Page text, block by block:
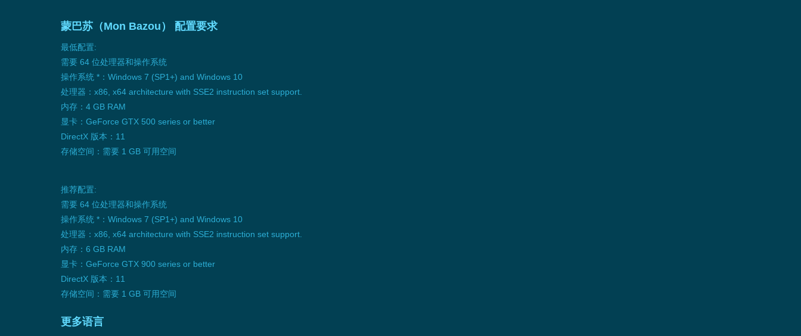
蒙巴苏（Mon Bazou） 配置要求
最低配置:
需要 64 位处理器和操作系统
操作系统 *：Windows 7 (SP1+) and Windows 10
处理器：x86, x64 architecture with SSE2 instruction set support.
内存：4 GB RAM
显卡：GeForce GTX 500 series or better
DirectX 版本：11
存储空间：需要 1 GB 可用空间
推荐配置:
需要 64 位处理器和操作系统
操作系统 *：Windows 7 (SP1+) and Windows 10
处理器：x86, x64 architecture with SSE2 instruction set support.
内存：6 GB RAM
显卡：GeForce GTX 900 series or better
DirectX 版本：11
存储空间：需要 1 GB 可用空间
更多语言